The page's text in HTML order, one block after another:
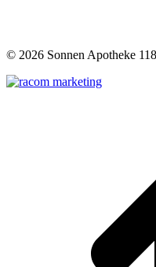
© 2026 Sonnen Apotheke